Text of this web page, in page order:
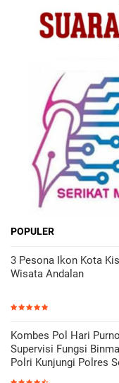
POPULER
3 Pesona Ikon Kota
Wisata Andalan
Kombes Pol Hari
Supervisi Fungsi
Polri Kunjungi Polres